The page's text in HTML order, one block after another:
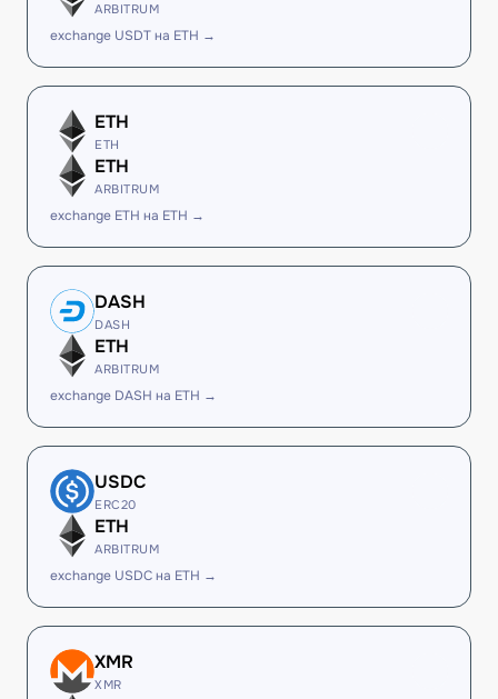
ARBITRUM
exchange USDT на ETH →
ETH
ETH
ETH
ARBITRUM
exchange ETH на ETH →
DASH
DASH
ETH
ARBITRUM
exchange DASH на ETH →
USDC
ERC20
ETH
ARBITRUM
exchange USDC на ETH →
XMR
XMR